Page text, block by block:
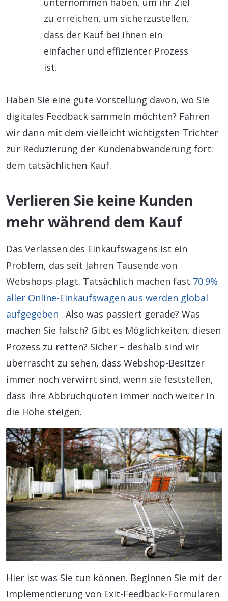
zu erreichen, um sicherzustellen,
dass der Kauf bei Ihnen ein
einfacher und effizienter Prozess
ist.
Haben Sie eine gute Vorstellung davon, wo Sie
digitales Feedback sammeln möchten? Fahren
wir dann mit dem vielleicht wichtigsten Trichter
zur Reduzierung der Kundenabwanderung fort:
dem tatsächlichen Kauf.
Verlieren Sie keine Kunden
mehr während dem Kauf
Das Verlassen des Einkaufswagens ist ein
Problem, das seit Jahren Tausende von
Webshops plagt. Tatsächlich machen fast 70.9%
aller Online-Einkaufswagen aus werden global
aufgegeben . Also was passiert gerade? Was
machen Sie falsch? Gibt es Möglichkeiten, diesen
Prozess zu retten? Sicher – deshalb sind wir
überrascht zu sehen, dass Webshop-Besitzer
immer noch verwirrt sind, wenn sie feststellen,
dass ihre Abbruchquoten immer noch weiter in
die Höhe steigen.
Hier ist was Sie tun können. Beginnen Sie mit der
Implementierung von Exit-Feedback-Formularen